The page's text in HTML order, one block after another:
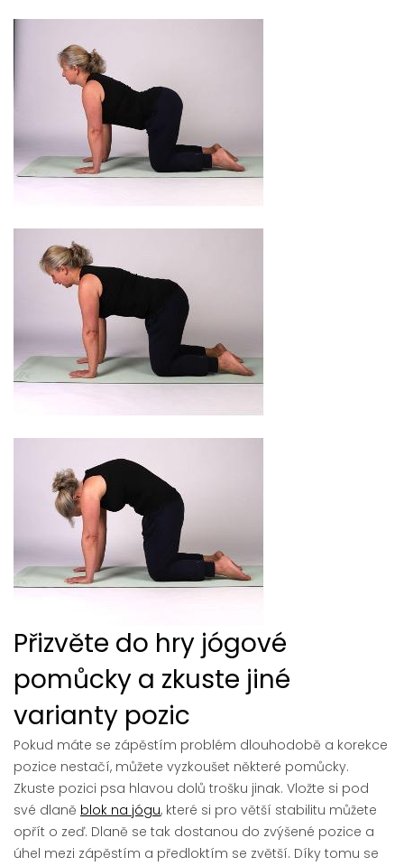
Přizvěte do hry jógové
pomůcky a zkuste jiné
varianty pozic
Pokud máte se zápěstím problém dlouhodobě a korekce
pozice nestačí, můžete vyzkoušet některé pomůcky.
Zkuste pozici psa hlavou dolů trošku jinak. Vložte si pod
své dlaně blok na jógu, které si pro větší stabilitu můžete
opřít o zeď. Dlaně se tak dostanou do zvýšené pozice a
úhel mezi zápěstím a předloktím se zvětší. Díky tomu se